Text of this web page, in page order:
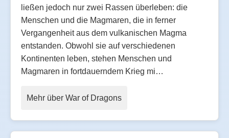
ließen jedoch nur zwei Rassen überleben: die
Menschen und die Magmaren, die in ferner
Vergangenheit aus dem vulkanischen Magma
entstanden. Obwohl sie auf verschiedenen
Kontinenten leben, stehen Menschen und
Magmaren in fortdauerndem Krieg mi…
Mehr über War of Dragons